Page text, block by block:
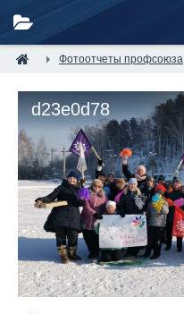
Фотоотчеты профсоюза
d23e0d78